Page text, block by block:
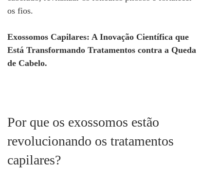
os fios.
Exossomos Capilares: A Inovação Científica que
Está Transformando Tratamentos contra a Queda
de Cabelo.
Por que os exossomos estão
revolucionando os tratamentos
capilares?